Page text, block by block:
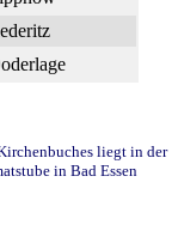
liegt in der
in Bad Essen